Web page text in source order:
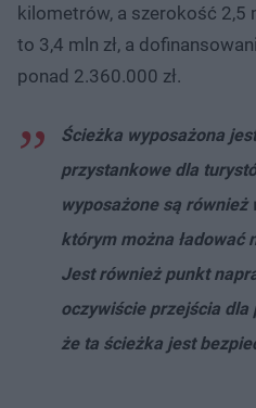
kilometrów, a szerokość 2,5
to 3,4 mln zł, a
ponad 2.360.000 zł.
Ścieżka wyposażona
przystankowe dla
wyposażone są również
którym można ładować
Jest również punkt
oczywiście przejścia dla
że ta ścieżka jest